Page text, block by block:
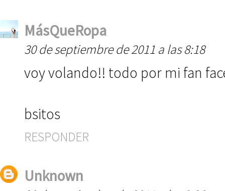
MásQueRopa
30 de septiembre de 2011 a las 8:18
voy volando!! todo por mi fan
bsitos
RESPONDER
Unknown